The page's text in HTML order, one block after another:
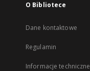
O Bibliotece
Dane kontaktowe
Regulamin
Informacje techniczne